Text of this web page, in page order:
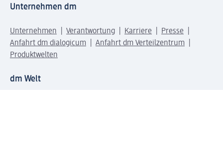
Unternehmen dm
Unternehmen Verantwortung Karriere
Presse
Anfahrt dm dialogicum
Anfahrt dm Verteilzentrum
Produktwelten
dm Welt